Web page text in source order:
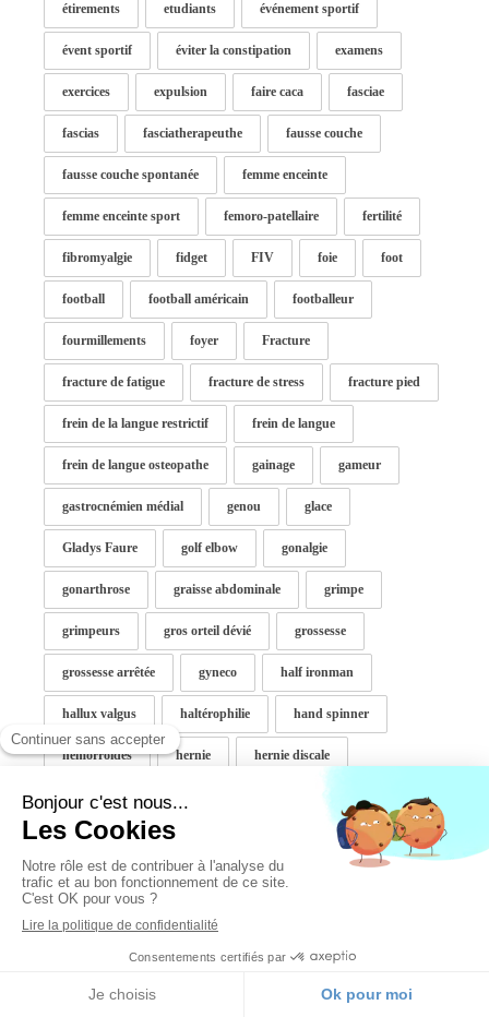
étirements etudiants événement sportif
évent sportif éviter la constipation examens
exercices expulsion faire caca fasciae
fascias fasciatherapeuthe fausse couche
fausse couche spontanée femme enceinte
femme enceinte sport femoro-patellaire fertilité
fibromyalgie fidget FIV foie foot
football football américain footballeur
fourmillements foyer Fracture
fracture de fatigue fracture de stress fracture pied
frein de la langue restrictif frein de langue
frein de langue osteopathe gainage gameur
gastrocnémien médial genou glace
Gladys Faure golf elbow gonalgie
gonarthrose graisse abdominale grimpe
grimpeurs gros orteil dévié grossesse
grossesse arrêtée gyneco half ironman
hallux valgus haltérophilie hand spinner
hemorroides hernie hernie discale
hernie inguinale
hyperactivité infertilité
inflammation interrogatoire fertilité
janvier jeux vidéos
kinésio taping Kinésithérapie
lampe luminotherapie lavage nez